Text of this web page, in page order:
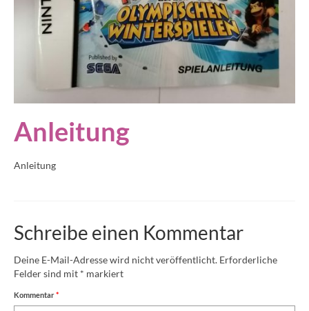
Anleitung
Anleitung
Schreibe einen Kommentar
Deine E-Mail-Adresse wird nicht veröffentlicht. Erforderliche
Felder sind mit * markiert
Kommentar*